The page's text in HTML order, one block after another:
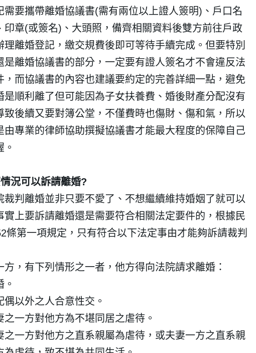
需要攜帶離婚協議書(需有兩位以上證人簽明) 、戶口名
印章(或簽名) 、大頭照，備齊相關資料後雙方前往戶政
理離婚登記，繳交規費後即可等待手續完成。但要特別
是離婚協議書的部分，一定要有證人簽名才不會違反法
，而協議書的內容也建議要約定的完善詳細一點，避免
是順利離了但可能因為子女扶養費、婚後財產分配沒有
致後續又要對簿公堂，不僅費時也傷財、傷和氣，所以
由專業的律師協助撰擬協議書才能最大程度的保障自己
況可以訴請離婚?
裁判離婚並非只要不愛了、不想繼續維持婚姻了就可以
實上要訴請離婚還是需要符合相關法定要件的，根據民
條第一項規定，只有符合以下法定事由才能夠訴請裁判
方，有下列情形之一者，他方得向法院請求離婚：
偶以外之人合意性交。
之一方對他方為不堪同居之虐待。
之一方對他方之直系親屬為虐待，或夫妻一方之直系親